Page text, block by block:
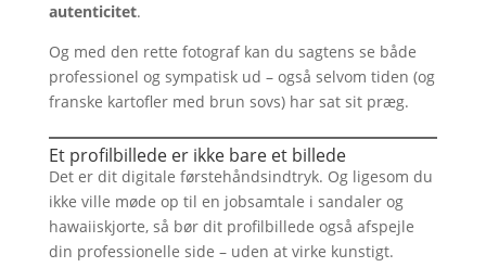
autenticitet.
Og med den rette fotograf kan du sagtens se både
professionel og sympatisk ud – også selvom tiden (og
franske kartofler med brun sovs) har sat sit præg.
Et profilbillede er ikke bare et billede
Det er dit digitale førstehåndsindtryk. Og ligesom du
ikke ville møde op til en jobsamtale i sandaler og
hawaiiskjorte, så bør dit profilbillede også afspejle
din professionelle side – uden at virke kunstigt.